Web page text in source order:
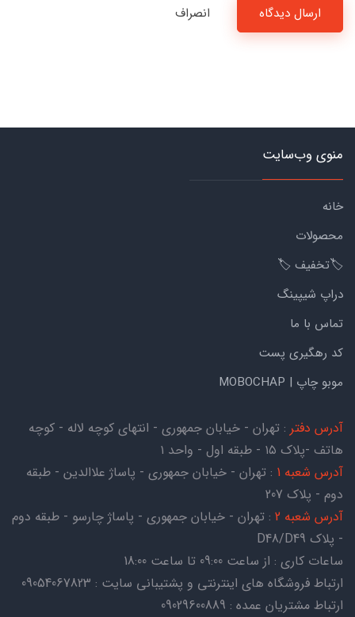
ارسال دیدگاه انصراف
منوی وب‌سایت
خانه
محصولات
🏷️تخفیف 🏷️
دراپ شیپینگ
تماس با ما
کد رهگیری پست
موبو چاپ | MOBOCHAP
آدرس دفتر : تهران - خیابان جمهوری - انتهای کوچه لاله - کوچه
هاتف -پلاک ۱۵ - طبقه اول - واحد ۱
آدرس شعبه 1
: تهران - خیابان جمهوری - پاساژ علاالدین - طبقه
دوم - پلاک 207
آدرس شعبه 2
: تهران - خیابان جمهوری - پاساژ چارسو - طبقه دوم
- پلاک D48/D49
ساعات کاری : از ساعت 09:00 تا ساعت 18:00
ارتباط فروشگاه های اینترنتی و پشتیبانی سایت : 09054067823
ارتباط مشتریان عمده : 09029600889